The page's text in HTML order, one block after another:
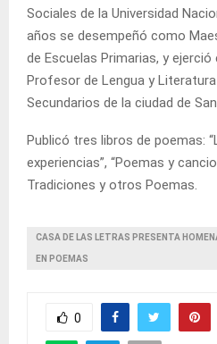
Sociales de la Universidad
años se desempeñó como
de Escuelas Primarias, y
Profesor de Lengua y
Secundarios de la ciudad de
Publicó tres libros de poemas:
experiencias”, “Poemas y
Tradiciones y otros Poemas.
CASA DE LAS LETRAS PRESENTA
EN POEMAS
0